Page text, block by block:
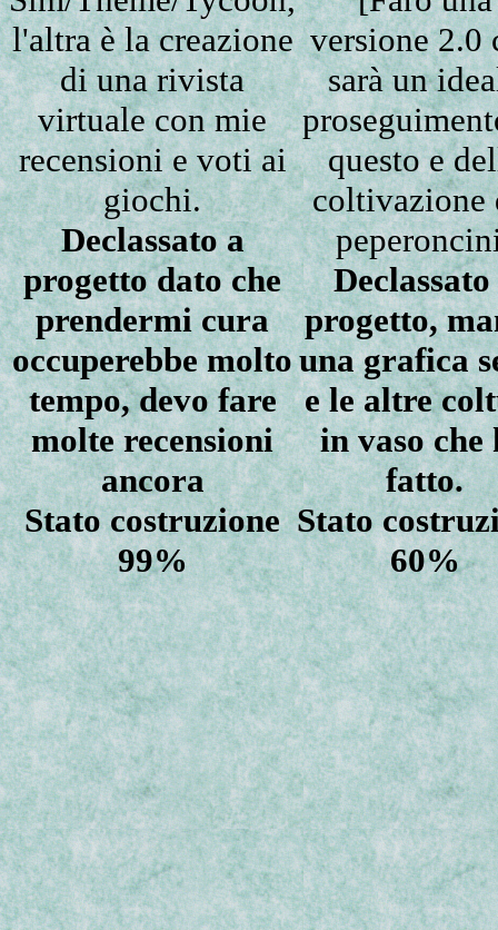
l'altra è la creazione
di una rivista
virtuale con mie
recensioni e voti ai
giochi.
Declassato a
progetto dato che
prendermi cura
occuperebbe molto
tempo, devo fare
molte recensioni
ancora
Stato costruzione
99%
versione 2.0
sarà un
questo e
coltivazione
Declassato
progetto,
una grafica
e le altre
in vaso che
fatto.
Stato
60%